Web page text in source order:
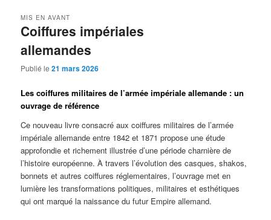
Coiffures impériales
allemandes
MIS EN AVANT
Publié le21 mars 2026
Les coiffures militaires de l’armée impériale allemande :un
ouvrage de référence
Ce nouveau livre consacré aux coiffures militaires de l’armée
impériale allemande entre 1842 et 1871 propose une étude
approfondie et richement illustrée d’une période charnière de
l’histoire européenne. À travers l’évolution des casques, shakos,
bonnets et autres coiffures réglementaires, l’ouvrage met en
lumière les transformations politiques, militaires et esthétiques
qui ont marqué la naissance du futur Empire allemand.